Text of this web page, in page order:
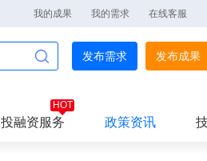
我的成果 我的需求 在线客服
发布需求 发布成果
投融资服务 政策资讯